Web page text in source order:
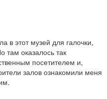
в этот музей для галочки,
там оказалось так
посетителем и,
залов ознакомили меня